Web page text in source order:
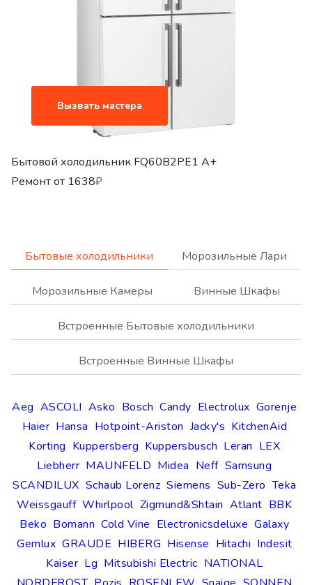
Вызвать мастера
Бытовой холодильник FQ60B2PE1 A+
Ремонт от 1638₽
Бытовые холодильники
Aeg ASCOLI Asko Bosch Candy Electrolux Gorenje
Haier Hansa Hotpoint-Ariston Jacky's KitchenAid
Korting Kuppersberg Kuppersbusch Leran LEX
Liebherr MAUNFELD Midea Neff Samsung
SCANDILUX Schaub Lorenz Siemens Sub-Zero Teka
Weissgauff Whirlpool Zigmund&Shtain Atlant BBK
Beko Bomann Cold Vine Electronicsdeluxe Galaxy
Gemlux GRAUDE HIBERG Hisense Hitachi Indesit
Kaiser Lg Mitsubishi Electric NATIONAL
Морозильные Лари
Морозильные Камеры Винные Шкафы
Встроенные Бытовые холодильники
Встроенные Винные Шкафы